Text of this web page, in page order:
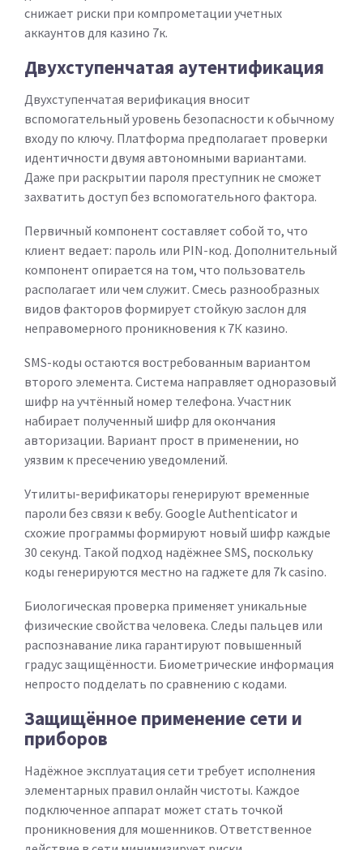
снижает риски при компрометации учетных
аккаунтов для казино 7к.
Двухступенчатая аутентификация
Двухступенчатая верификация вносит
вспомогательный уровень безопасности к обычному
входу по ключу. Платформа предполагает проверки
идентичности двумя автономными вариантами.
Даже при раскрытии пароля преступник не сможет
захватить доступ без вспомогательного фактора.
Первичный компонент составляет собой то, что
клиент ведает: пароль или PIN-код. Дополнительный
компонент опирается на том, что пользователь
располагает или чем служит. Смесь разнообразных
видов факторов формирует стойкую заслон для
неправомерного проникновения к 7К казино.
SMS-коды остаются востребованным вариантом
второго элемента. Система направляет одноразовый
шифр на учтённый номер телефона. Участник
набирает полученный шифр для окончания
авторизации. Вариант прост в применении, но
уязвим к пресечению уведомлений.
Утилиты-верификаторы генерируют временные
пароли без связи к вебу. Google Authenticator и
схожие программы формируют новый шифр каждые
30 секунд. Такой подход надёжнее SMS, поскольку
коды генерируются местно на гаджете для 7k casino.
Биологическая проверка применяет уникальные
физические свойства человека. Следы пальцев или
распознавание лика гарантируют повышенный
градус защищённости. Биометрические информация
непросто подделать по сравнению с кодами.
Защищённое применение сети и
приборов
Надёжное эксплуатация сети требует исполнения
элементарных правил онлайн чистоты. Каждое
подключенное аппарат может стать точкой
проникновения для мошенников. Ответственное